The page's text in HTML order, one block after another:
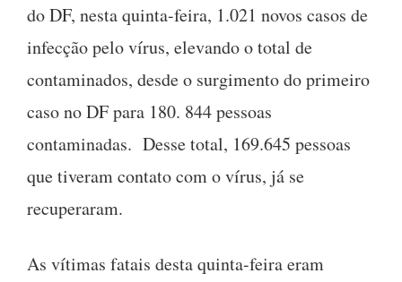
do DF, nesta quinta-feira, 1.021 novos casos de
infecção pelo vírus, elevando o total de
contaminados, desde o surgimento do primeiro
caso no DF para 180. 844 pessoas
contaminadas. Desse total, 169.645 pessoas
que tiveram contato com o vírus, já se
recuperaram.
As vítimas fatais desta quinta-feira eram